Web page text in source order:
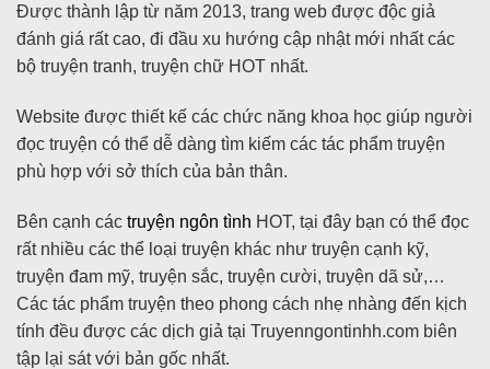
Được thành lập từ năm 2013, trang web được độc giả
đánh giá rất cao, đi đầu xu hướng cập nhật mới nhất các
bộ truyện tranh, truyện chữ HOT nhất.
Website được thiết kế các chức năng khoa học giúp người
đọc truyện có thể dễ dàng tìm kiếm các tác phẩm truyện
phù hợp với sở thích của bản thân.
Bên cạnh các truyện ngôn tình HOT, tại đây bạn có thể đọc
rất nhiều các thể loại truyện khác như truyện cạnh kỹ,
truyện đam mỹ, truyện sắc, truyện cười, truyện dã sử,…
Các tác phẩm truyện theo phong cách nhẹ nhàng đến kịch
tính đều được các dịch giả tại Truyenngontinhh.com biên
tập lại sát với bản gốc nhất.